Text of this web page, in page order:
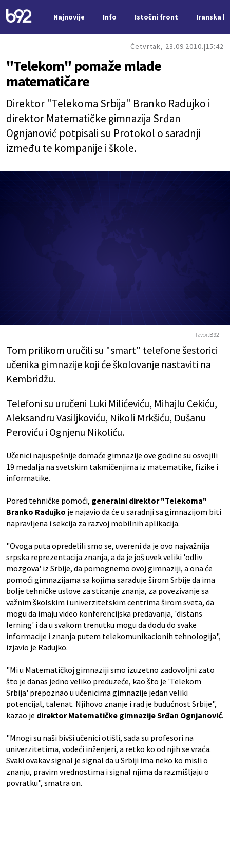
Najnovije Info Istočni front Iranska
Četvrtak, 23.09.2010. 15:42
"Telekom" pomaže mlade
matematičare
Direktor "Telekoma Srbija" Branko Radujko i
direktor Matematičke gimnazija Srđan
Ognjanović potpisali su Protokol o saradnji
između te kompanije i škole.
Izvor:B92
Tom prilikom uručili su "smart" telefone šestorici
učenika gimnazije koji će školovanje nastaviti na
Kembridžu.
Telefoni su uručeni Luki Milićeviću, Mihajlu Cekiću,
Aleksandru Vasiljkoviću, Nikoli Mrkšiću, Dušanu
Peroviću i Ognjenu Nikoliću.
Učenici najuspešnije domaće gimnazije ove godine su osvojili
19 medalja na svetskim takmičenjima iz matematike, fizike i
informatike.
Pored tehničke pomoći, generalni direktor "Telekoma"
Branko Radujko je najavio da će u saradnji sa gimnazijom biti
napravljena i sekcija za razvoj mobilnih aplikacija.
"Ovoga puta opredelili smo se, uvereni da je ovo najvažnija
srpska reprezentacija znanja, a da je još uvek veliki 'odliv
mozgova' iz Srbije, da pomognemo ovoj gimnaziji, a ona će
pomoći gimnazijama sa kojima sarađuje širom Srbije da ima
bolje tehničke uslove za sticanje znanja, za povezivanje sa
važnim školskim i univerzitetskim centrima širom sveta, da
mogu da imaju video konferencijska predavanja, 'distans
lerning' i da u svakom trenutku mogu da dođu do svake
informacije i znanja putem telekomunikacionih tehnologija",
izjavio je Radujko.
"Mi u Matematičkoj gimnaziji smo izuzetno zadovoljni zato
što je danas jedno veliko preduzeće, kao što je 'Telekom
Srbija' prepoznao u učenicima gimnazije jedan veliki
potencijal, talenat. Njihovo znanje i rad je budućnost Srbije",
kazao je direktor Matematičke gimnazije Srđan Ognjanović.
"Mnogi su naši bivši učenici otišli, sada su profesori na
univerzitetima, vodeći inženjeri, a retko ko od njih se vraća.
Svaki ovakav signal je signal da u Srbiji ima neko ko misli o
znanju, pravim vrednostima i signal njima da razmišljaju o
povratku", smatra on.